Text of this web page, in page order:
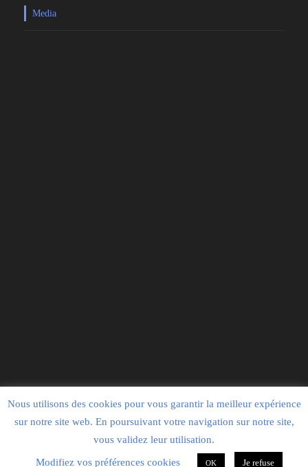
Media
Copyright ©2025 Société Française de Virologie. All Rights
Reserved.
Nous utilisons des cookies pour vous garantir la meilleur expérience
sur notre site web. En poursuivant votre navigation sur notre site,
vous validez leur utilisation.
Modifiez vos préférences cookies OK Je refuse